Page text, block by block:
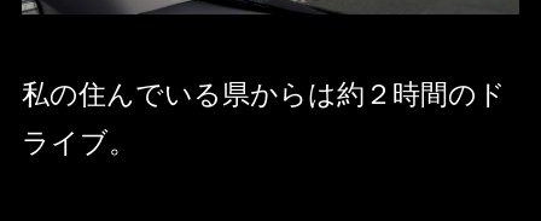
私の住んでいる県からは約２時間のド
ライブ。